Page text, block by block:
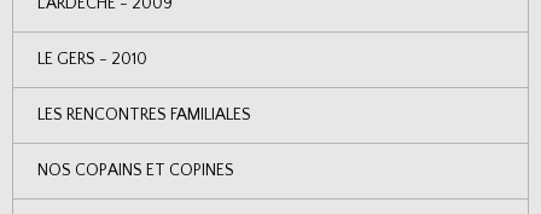
LE GERS - 2010
LES RENCONTRES FAMILIALES
NOS COPAINS ET COPINES